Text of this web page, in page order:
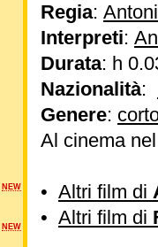
Regia:
Interpreti:
Durata: h
Nazionalità:
Genere:
Al cinema
• Altri film di
• Altri film di
NEW
NEW